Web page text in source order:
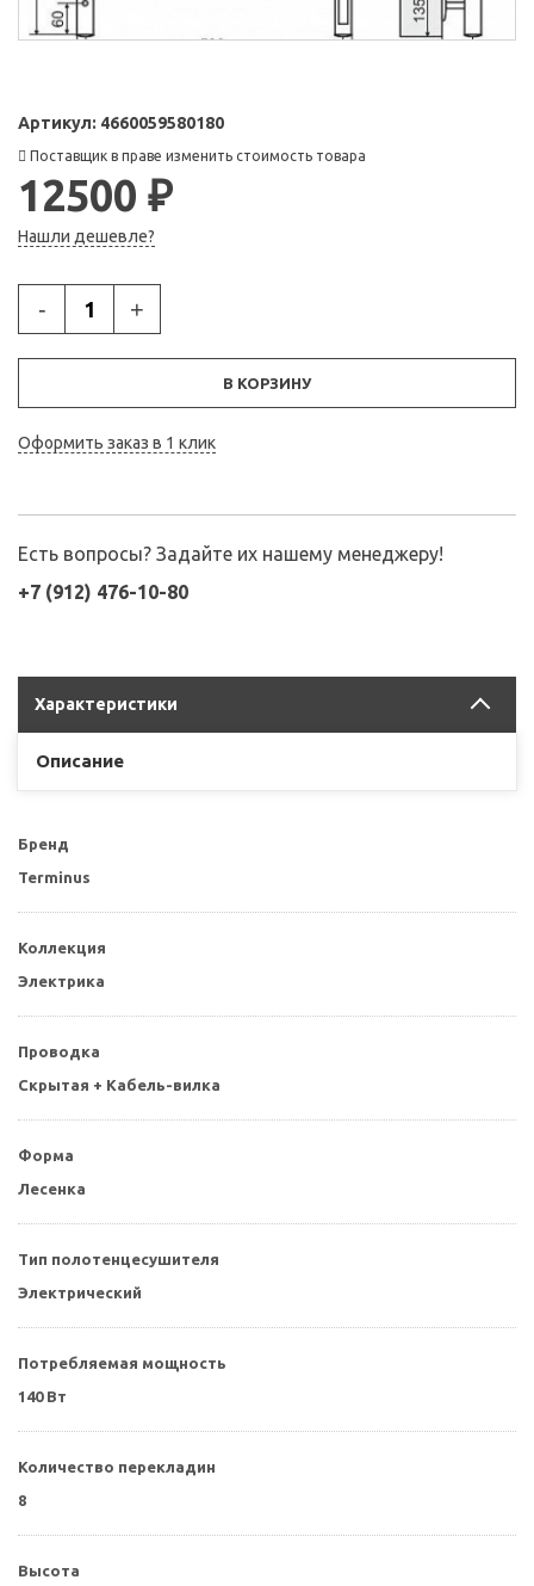
Артикул: 4660059580180
Поставщик в праве изменить стоимость товара
12500 ₽
Нашли дешевле?
- +
В КОРЗИНУ
Оформить заказ в 1 клик
Есть вопросы? Задайте их нашему менеджеру!
+7 (912) 476-10-80
Характеристики
Описание
Бренд
Terminus
Коллекция
Электрика
Проводка
Скрытая + Кабель-вилка
Форма
Лесенка
Тип полотенцесушителя
Электрический
Потребляемая мощность
140 Вт
Количество перекладин
8
Высота